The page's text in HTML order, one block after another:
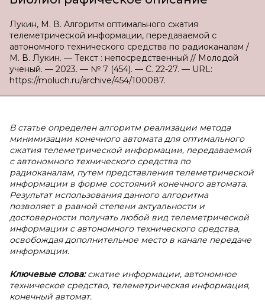
Лукин, М. В. Алгоритм оптимального сжатия
телеметрической информации, передаваемой с
автономного технического средства по радиоканалам /
М. В. Лукин. — Текст : непосредственный // Молодой
ученый. — 2023. — № 7 (454). — С. 22-27. — URL:
https://moluch.ru/archive/454/100087.
В статье определен алгоритм реализации метода
минимизации конечного автомата для оптимального
сжатия телеметрической информации, передаваемой
с автономного технического средства по
радиоканалам, путем представления телеметрической
информации в форме состояний конечного автомата.
Результат использования данного алгоритма
позволяет в равной степени актуальности и
достоверности получать любой вид телеметрической
информации с автономного технического средства,
освобождая дополнительное место в канале передаче
информации.
Ключевые слова:сжатие информации, автономное
техническое средство, телеметрическая информация,
конечный автомат.